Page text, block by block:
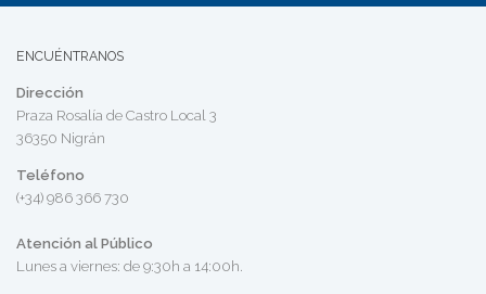
ENCUÉNTRANOS
Dirección
Praza Rosalía de Castro Local 3
36350 Nigrán
Teléfono
(+34) 986 366 730
Atención al Público
Lunes a viernes: de 9:30h a 14:00h.